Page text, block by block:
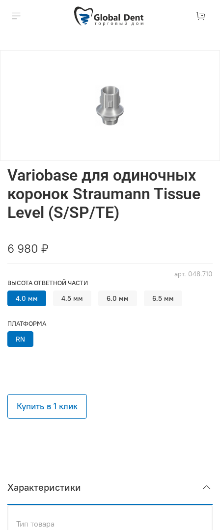
арт. 048.710
Variobase для одиночных
коронок Straumann Tissue
Level (S/SP/TE)
6 980 ₽
Купить в 1 клик
ВЫСОТА ОТВЕТНОЙ ЧАСТИ
4.0 мм 4.5 мм 6.0 мм 6.5 мм
ПЛАТФОРМА
RN
Характеристики
Тип товара